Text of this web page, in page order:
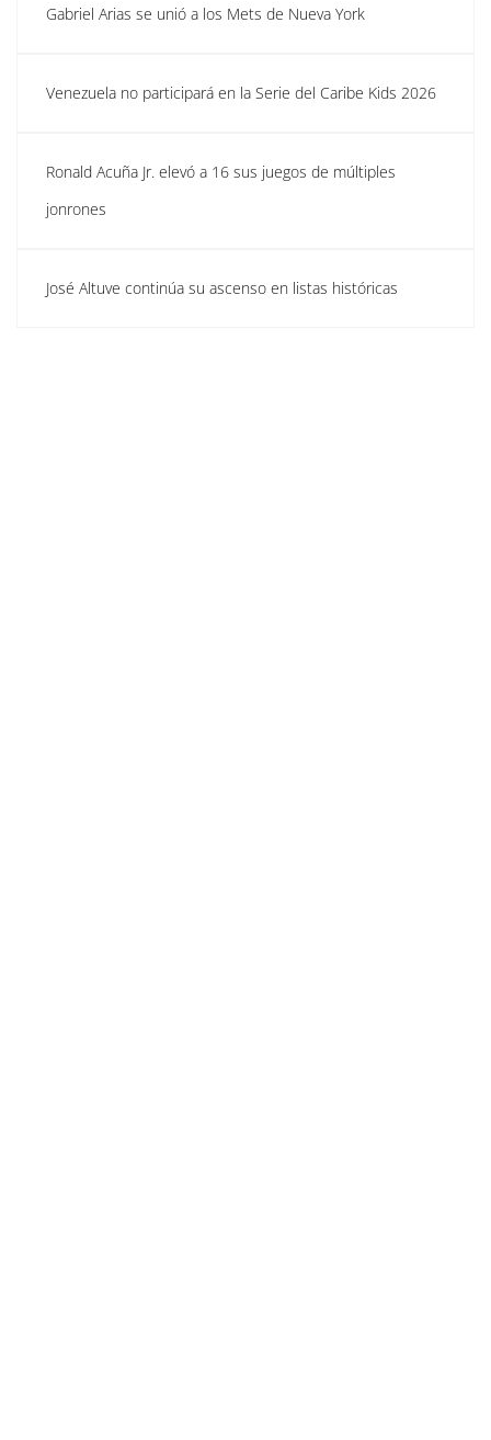
Gabriel Arias se unió a los Mets de Nueva York
Venezuela no participará en la Serie del Caribe Kids 2026
Ronald Acuña Jr. elevó a 16 sus juegos de múltiples
jonrones
José Altuve continúa su ascenso en listas históricas